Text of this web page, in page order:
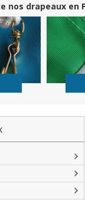
nos drapeaux